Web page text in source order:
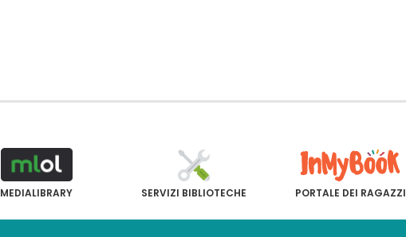
MEDIALIBRARY SERVIZI BIBLIOTECHE PORTALE DEI RAGAZZI